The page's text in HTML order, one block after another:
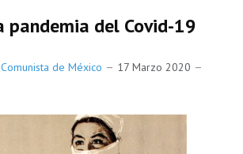
pandemia del Covid-19
de México
17 Marzo 2020